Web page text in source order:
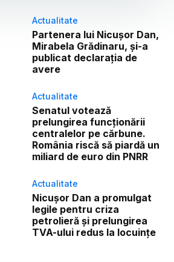
Actualitate
Partenera lui Nicușor Dan,
Mirabela Grădinaru, și-a
publicat declarația de
avere
Actualitate
Senatul votează
prelungirea funcționării
centralelor pe cărbune.
România riscă să piardă un
miliard de euro din PNRR
Actualitate
Nicușor Dan a promulgat
legile pentru criza
petrolieră și prelungirea
TVA-ului redus la locuințe